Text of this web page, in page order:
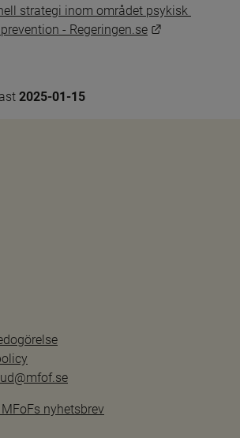
strategi inom området psykisk
- Regeringen.se
2025-01-15
nyhetsbrev